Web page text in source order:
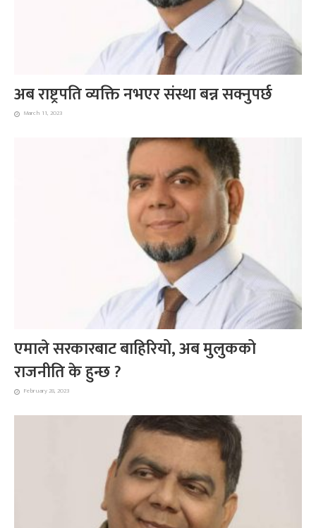
अब राष्ट्रपति व्यक्ति नभएर संस्था बन्न सक्नुपर्छ
March 11, 2023
एमाले सरकारबाट बाहिरियो, अब मुलुकको
राजनीति के हुन्छ ?
February 28, 2023